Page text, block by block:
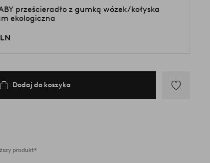
prześcieradło z gumką wózek/kołyska
ekologiczna
Dodaj do koszyka
produkt*